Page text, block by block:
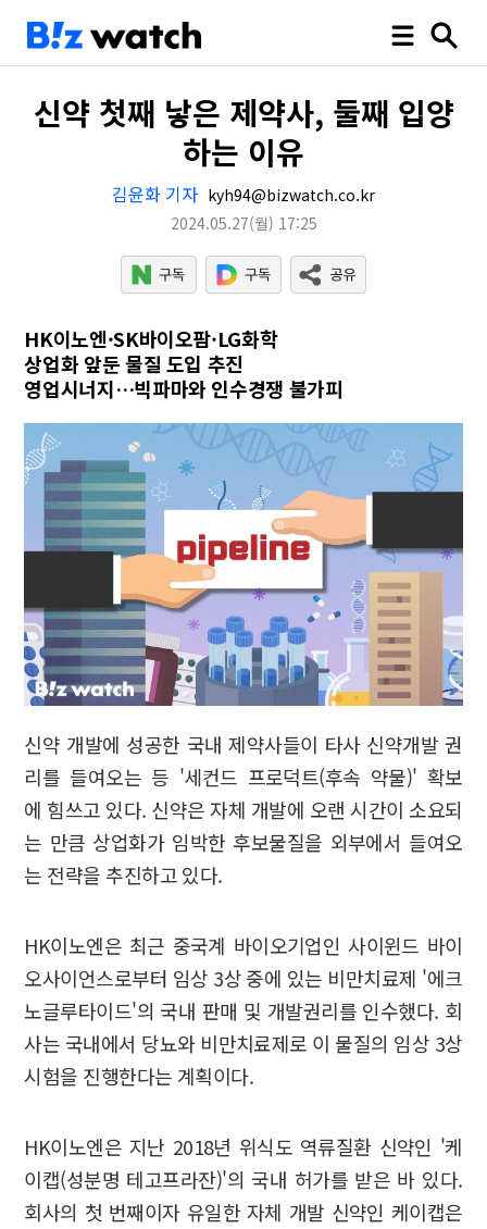
신약 첫째 낳은 제약사, 둘째 입양
하는 이유
김윤화 기자 kyh94@bizwatch.co.kr
2024.05.27(월) 17:25
HK이노엔·SK바이오팜·LG화학
상업화 앞둔 물질 도입 추진
영업시너지…빅파마와 인수경쟁 불가피
신약 개발에 성공한 국내 제약사들이 타사 신약개발 권
리를 들여오는 등 '세컨드 프로덕트(후속 약물)' 확보
에 힘쓰고 있다. 신약은 자체 개발에 오랜 시간이 소요되
는 만큼 상업화가 임박한 후보물질을 외부에서 들여오
는 전략을 추진하고 있다.
HK이노엔은 최근 중국계 바이오기업인 사이윈드 바이
오사이언스로부터 임상 3상 중에 있는 비만치료제 '에크
노글루타이드'의 국내 판매 및 개발권리를 인수했다. 회
사는 국내에서 당뇨와 비만치료제로 이 물질의 임상 3상
시험을 진행한다는 계획이다.
HK이노엔은 지난 2018년 위식도 역류질환 신약인 '케
이캡(성분명 테고프라잔)'의 국내 허가를 받은 바 있다.
회사의 첫 번째이자 유일한 자체 개발 신약인 케이캡은